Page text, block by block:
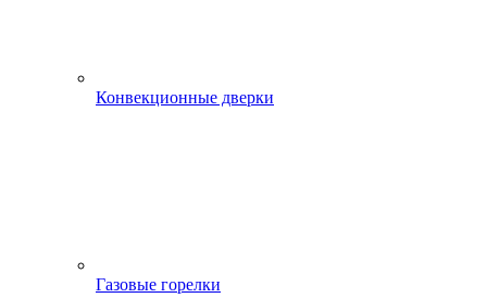
Конвекционные дверки
Газовые горелки